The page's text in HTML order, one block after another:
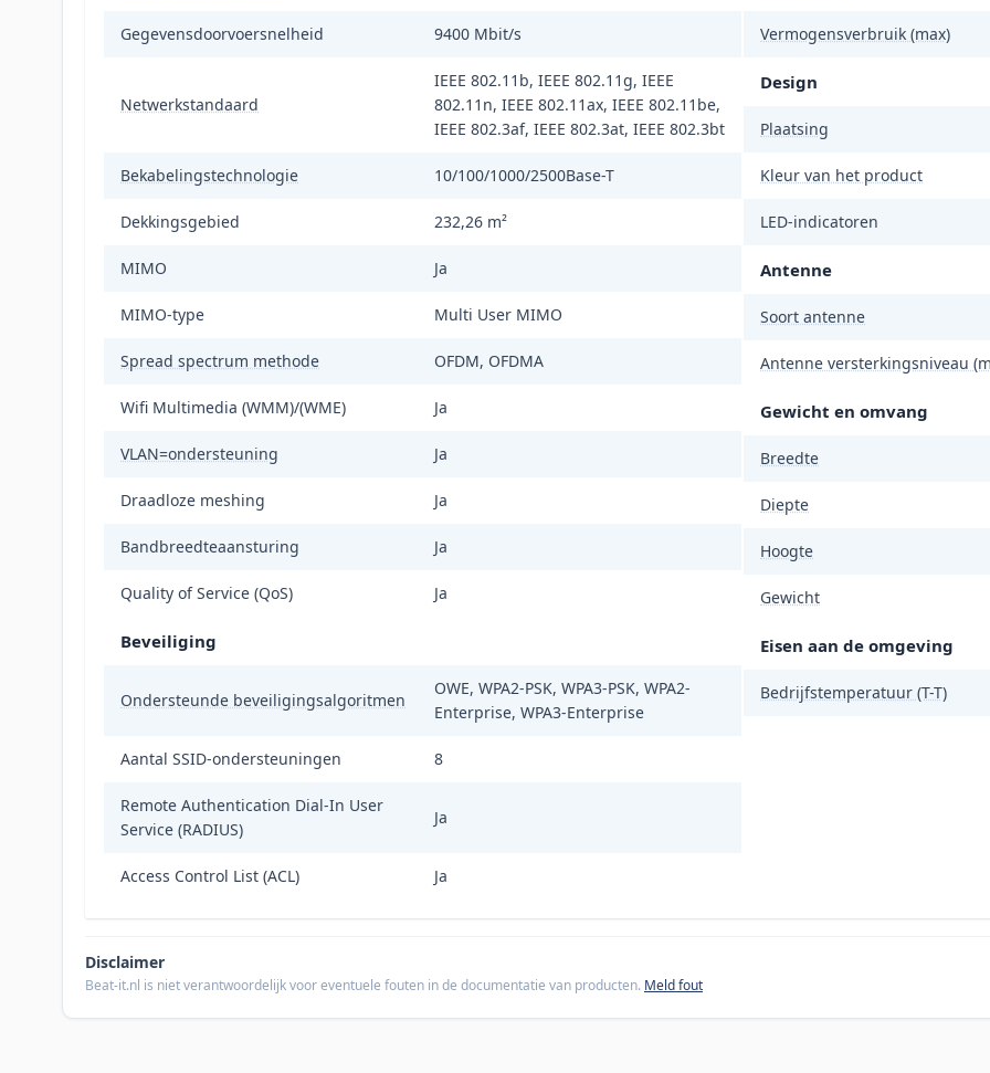
Gegevensdoorvoersnelheid 9400 Mbit/s
Netwerkstandaard
IEEE 802.11b, IEEE 802.11g, IEEE
802.11n, IEEE 802.11ax, IEEE 802.11be,
IEEE 802.3af, IEEE 802.3at, IEEE 802.3bt
Bekabelingstechnologie 10/100/1000/2500Base-T
Dekkingsgebied 232,26 m²
MIMO Ja
MIMO-type Multi User MIMO
Spread spectrum methode OFDM, OFDMA
Wifi Multimedia (WMM)/(WME) Ja
VLAN=ondersteuning Ja
Draadloze meshing Ja
Bandbreedteaansturing Ja
Quality of Service (QoS) Ja
Beveiliging
Ondersteunde beveiligingsalgoritmen
OWE, WPA2-PSK, WPA3-PSK, WPA2-
Enterprise, WPA3-Enterprise
Aantal SSID-ondersteuningen 8
Remote Authentication Dial-In User
Service (RADIUS)
Ja
Access Control List (ACL) Ja
Vermogensverbruik (max)
Design
Plaatsing
Kleur van het product
LED-indicatoren
Antenne
Soort antenne
Antenne versterkingsniveau
Gewicht en omvang
Breedte
Diepte
Hoogte
Gewicht
Eisen aan de omgeving
Bedrijfstemperatuur (T-T)
Disclaimer
Beat-it.nl is niet verantwoordelijk voor eventuele fouten in de documentatie van producten. Meld fout